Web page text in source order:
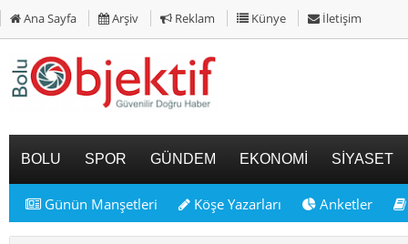
Ana Sayfa Arşiv Reklam Künye İletişim
BOLU SPOR GÜNDEM EKONOMİ SİYASET
Günün Manşetleri Köşe Yazarları Anketler